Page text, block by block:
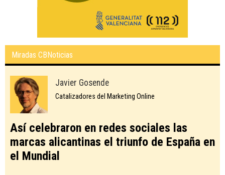
Miradas CBNoticias
Javier Gosende
Catalizadores del Marketing Online
Así celebraron en redes sociales las
marcas alicantinas el triunfo de España en
el Mundial